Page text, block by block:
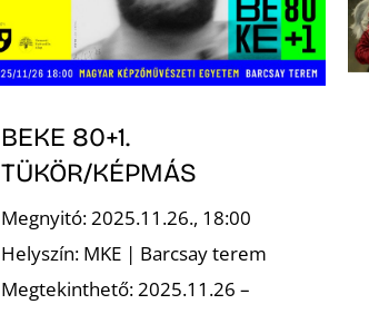
BEKE 80+1.
TÜKÖR/KÉPMÁS
Megnyitó: 2025.11.26., 18:00
Helyszín: MKE | Barcsay terem
Megtekinthető: 2025.11.26 –